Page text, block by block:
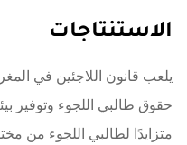
الاستنتاجات
يلعب قانون اللاجئين في
حقوق طالبي اللجوء وتوفير
متزايدًا لطالبي اللجوء من